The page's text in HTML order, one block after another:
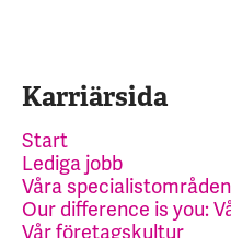
Karriärsida
Start
Lediga jobb
Våra specialistområden
Our difference is you:
Vår företagskultur